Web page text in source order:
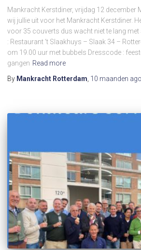
Mankracht Kerstdiner, vrijdag 12 december
wij jullie uit voor het Mankracht Kerstdiner.
voor 35 couverts dus wacht niet te lang met
: Restaurant ‘t Slaakhuys – Slaak 34 –
om 19.00 uur met bubbels Dresscode :
gangen Read more
By Mankracht Rotterdam, 10 maanden ago